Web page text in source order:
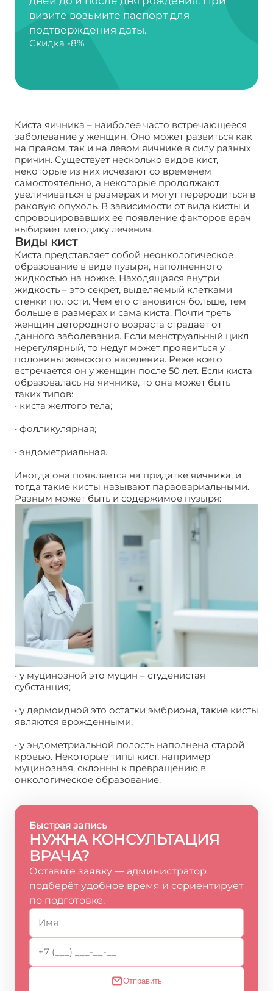
визите возьмите паспорт для
подтверждения даты.
Скидка -8%
Киста яичника – наиболее часто встречающееся
заболевание у женщин. Оно может развиться как
на правом, так и на левом яичнике в силу разных
причин. Существует несколько видов кист,
некоторые из них исчезают со временем
самостоятельно, а некоторые продолжают
увеличиваться в размерах и могут переродиться в
раковую опухоль. В зависимости от вида кисты и
спровоцировавших ее появление факторов врач
выбирает методику лечения.
Виды кист
Киста представляет собой неонкологическое
образование в виде пузыря, наполненного
жидкостью на ножке. Находящаяся внутри
жидкость – это секрет, выделяемый клетками
стенки полости. Чем его становится больше, тем
больше в размерах и сама киста. Почти треть
женщин детородного возраста страдает от
данного заболевания. Если менструальный цикл
нерегулярный, то недуг может проявиться у
половины женского населения. Реже всего
встречается он у женщин после 50 лет. Если киста
образовалась на яичнике, то она может быть
таких типов:
• киста желтого тела;
• фолликулярная;
• эндометриальная.
Иногда она появляется на придатке яичника, и
тогда такие кисты называют параовариальными.
Разным может быть и содержимое пузыря:
• у муцинозной это муцин – студенистая
субстанция;
• у дермоидной это остатки эмбриона, такие кисты
являются врожденными;
• у эндометриальной полость наполнена старой
кровью. Некоторые типы кист, например
муцинозная, склонны к превращению в
онкологическое образование.
Быстрая запись
НУЖНА КОНСУЛЬТАЦИЯ
ВРАЧА?
Оставьте заявку — администратор
подберёт удобное время и сориентирует
по подготовке.
Отправить